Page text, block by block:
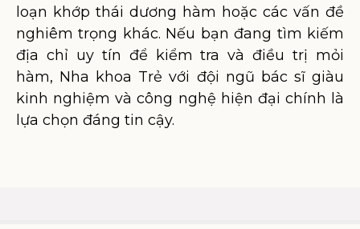
loạn khớp thái dương hàm hoặc các vấn đề
nghiêm trọng khác. Nếu bạn đang tìm kiếm
địa chỉ uy tín để kiểm tra và điều trị mỏi
hàm, Nha khoa Trẻ với đội ngũ bác sĩ giàu
kinh nghiệm và công nghệ hiện đại chính là
lựa chọn đáng tin cậy.